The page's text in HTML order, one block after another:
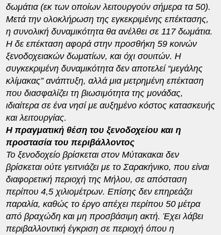
δωμάτια (εκ των οποίων λειτουργούν σήμερα τα 50).
Μετά την ολοκλήρωση της εγκεκριμένης επέκτασης,
η συνολική δυναμικότητα θα ανέλθει σε 117 δωμάτια.
Η δε επέκταση αφορά στην προσθήκη 59 κοινών
ξενοδοχειακών δωματίων, και όχι σουιτών. Η
συγκεκριμένη δυναμικότητα δεν αποτελεί “μεγάλης
κλίμακας” ανάπτυξη, αλλά μια μετρημένη επέκταση
που διασφαλίζει τη βιωσιμότητα της μονάδας,
ιδιαίτερα σε ένα νησί με αυξημένο κόστος κατασκευής
και λειτουργίας.
Η πραγματική θέση του ξενοδοχείου και η
προστασία του περιβάλλοντος
Το ξενοδοχείο βρίσκεται στον Μύτακακαι δεν
βρίσκεται ούτε γειτνιάζει με το Σαρακήνικο, που είναι
διαφορετική περιοχή της Μήλου, σε απόσταση
περίπου 4,5 χιλιομέτρων. Επίσης δεν επηρεάζει
παραλία, καθώς το έργο απέχει περίπου 50 μέτρα
από βραχώδη και μη προσβάσιμη ακτή. Έχει λάβει
περιβαλλοντική έγκριση σε περιοχή όπου η